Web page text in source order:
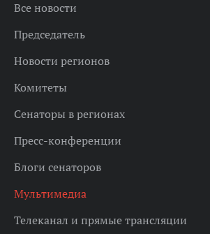
Все новости
Председатель
Новости регионов
Комитеты
Сенаторы в регионах
Пресс-конференции
Блоги сенаторов
Мультимедиа
Телеканал и прямые трансляции